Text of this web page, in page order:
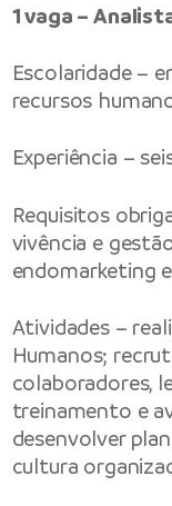
1 vaga –
Escolaridade –
recursos
Experiência –
Requisitos
vivência e
endomarketing
Atividades –
Humanos;
colaboradores,
treinamento e
desenvolver
cultura